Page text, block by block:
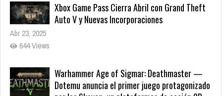
Xbox Game Pass Cierra Abril con Grand Theft
Auto V y Nuevas Incorporaciones
Abr 23, 2025
644 Views
Warhammer Age of Sigmar: Deathmaster —
Dotemu anuncia el primer juego protagonizado